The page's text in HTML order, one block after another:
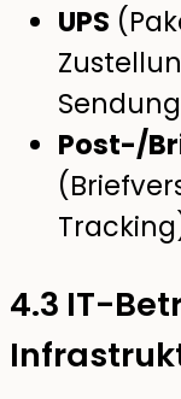
UPS
Post-/
4.3 IT-